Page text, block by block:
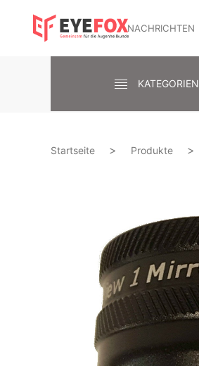
NACHRICHTEN
KATEGORIEN
Startseite Produkte